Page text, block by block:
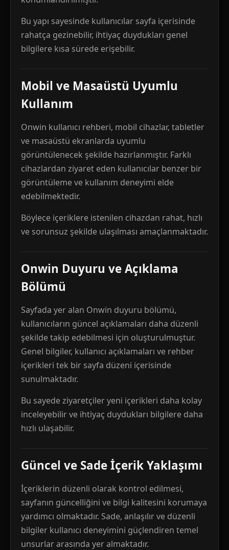
Bu yapı sayesinde kullanıcılar sayfa içerisinde
rahatça gezinebilir, ihtiyaç duydukları genel
bilgilere kısa sürede erişebilir.
Mobil ve Masaüstü Uyumlu
Kullanım
Onwin kullanıcı rehberi, mobil cihazlar, tabletler
ve masaüstü ekranlarda uyumlu
görüntülenecek şekilde hazırlanmıştır. Farklı
cihazlardan ziyaret eden kullanıcılar benzer bir
görüntüleme ve kullanım deneyimi elde
edebilmektedir.
Böylece içeriklere istenilen cihazdan rahat, hızlı
ve sorunsuz şekilde ulaşılması amaçlanmaktadır.
Onwin Duyuru ve Açıklama
Bölümü
Sayfada yer alan Onwin duyuru bölümü,
kullanıcıların güncel açıklamaları daha düzenli
şekilde takip edebilmesi için oluşturulmuştur.
Genel bilgiler, kullanıcı açıklamaları ve rehber
içerikleri tek bir sayfa düzeni içerisinde
sunulmaktadır.
Bu sayede ziyaretçiler yeni içerikleri daha kolay
inceleyebilir ve ihtiyaç duydukları bilgilere daha
hızlı ulaşabilir.
Güncel ve Sade İçerik Yaklaşımı
İçeriklerin düzenli olarak kontrol edilmesi,
sayfanın güncelliğini ve bilgi kalitesini korumaya
yardımcı olmaktadır. Sade, anlaşılır ve düzenli
bilgiler kullanıcı deneyimini güçlendiren temel
unsurlar arasında yer almaktadır.